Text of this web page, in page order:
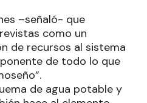
–señaló- que
como un
de recursos al sistema
de todo lo que
de agua potable y